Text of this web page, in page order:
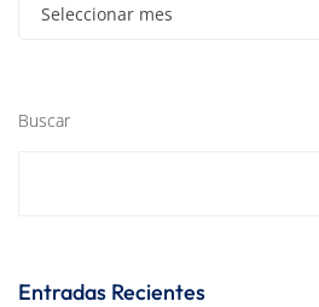
Seleccionar mes
Buscar
Entradas Recientes